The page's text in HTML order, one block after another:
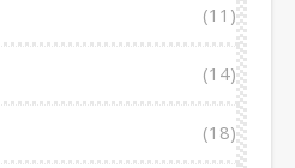
(11)
(14)
(18)